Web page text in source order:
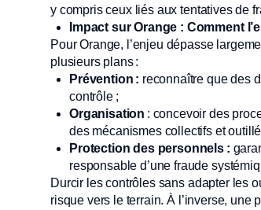
y compris ceux liés aux tentatives de
Impact sur Orange : Comment
Pour Orange, l’enjeu dépasse
plusieurs plans :
Prévention : reconnaître que des
contrôle ;
Organisation : concevoir des
des mécanismes collectifs et
Protection des personnels :
responsable d’une fraude
Durcir les contrôles sans adapter les
risque vers le terrain. À l’inverse,